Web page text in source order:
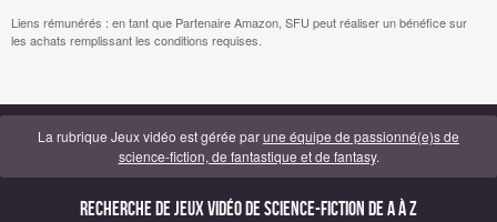
Liens rémunérés : en tant que Partenaire Amazon, SFU peut réaliser un bénéfice sur
les achats remplissant les conditions requises.
La rubrique Jeux vidéo est gérée parune équipe de passionné(e)s de
science-fiction, de fantastique et de fantasy.
Recherche de Jeux vidéo de science-fiction de A à Z